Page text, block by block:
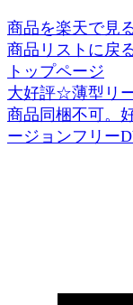
商品を楽天で見
商品リストに戻
トップページ
大好評☆薄型リ
商品同梱不可。
ージョンフリー